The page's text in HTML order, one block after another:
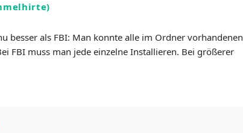
besser als FBI: Man konnte alle im Ordner vorhandenen
FBI muss man jede einzelne Installieren. Bei größerer